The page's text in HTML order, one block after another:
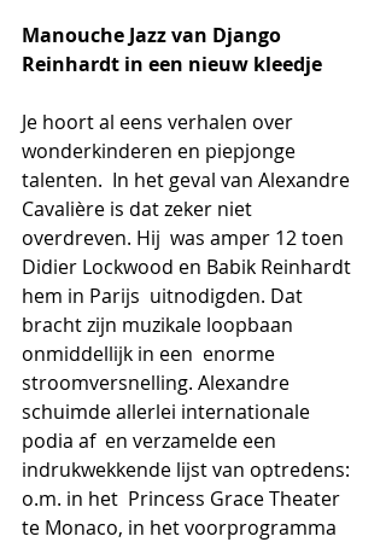
Manouche Jazz van Django
Reinhardt in een nieuw kleedje
Je hoort al eens verhalen over
wonderkinderen en piepjonge
talenten.  In het geval van Alexandre
Cavalière is dat zeker niet
overdreven. Hij  was amper 12 toen
Didier Lockwood en Babik Reinhardt
hem in Parijs  uitnodigden. Dat
bracht zijn muzikale loopbaan
onmiddellijk in een  enorme
stroomversnelling. Alexandre
schuimde allerlei internationale
podia af  en verzamelde een
indrukwekkende lijst van optredens:
o.m. in het  Princess Grace Theater
te Monaco, in het voorprogramma